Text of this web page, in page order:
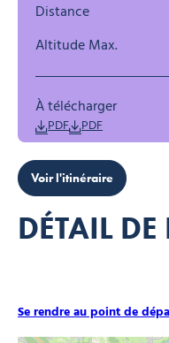
DÉTAIL
Distance
Altitude Max.
À télécharger
PDF PDF
Voir l'itinéraire
Se rendre au point de